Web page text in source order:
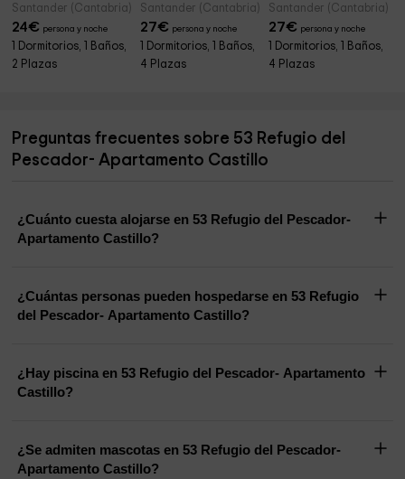
Santander (Cantabria)
24€ persona y noche
1 Dormitorios, 1 Baños,
2 Plazas
Santander (Cantabria)
27€ persona y noche
1 Dormitorios, 1 Baños,
4 Plazas
Santander (Cantabria)
27€ persona y noche
1 Dormitorios, 1 Baños,
4 Plazas
Preguntas frecuentes sobre 53 Refugio del
Pescador- Apartamento Castillo
¿Cuánto cuesta alojarse en 53 Refugio del Pescador-
Apartamento Castillo?
¿Cuántas personas pueden hospedarse en 53 Refugio
del Pescador- Apartamento Castillo?
¿Hay piscina en 53 Refugio del Pescador- Apartamento
Castillo?
¿Se admiten mascotas en 53 Refugio del Pescador-
Apartamento Castillo?